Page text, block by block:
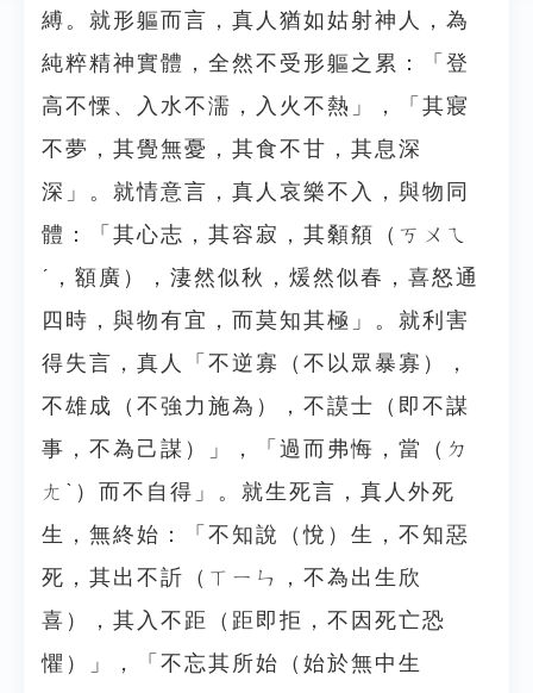
縛。就形軀而言，真人猶如姑射神人，為
純粹精神實體，全然不受形軀之累：「登
高不慄、入水不濡，入火不熱」，「其寢
不夢，其覺無憂，其食不甘，其息深
深」。就情意言，真人哀樂不入，與物同
體：「其心志，其容寂，其顙頯（ㄎㄨㄟ
ˊ，額廣），淒然似秋，煖然似春，喜怒通
四時，與物有宜，而莫知其極」。就利害
得失言，真人「不逆寡（不以眾暴寡），
不雄成（不強力施為），不謨士（即不謀
事，不為己謀）」，「過而弗悔，當（ㄉ
ㄤˋ）而不自得」。就生死言，真人外死
生，無終始：「不知說（悅）生，不知惡
死，其出不訢（ㄒㄧㄣ，不為出生欣
喜），其入不距（距即拒，不因死亡恐
懼）」，「不忘其所始（始於無中生